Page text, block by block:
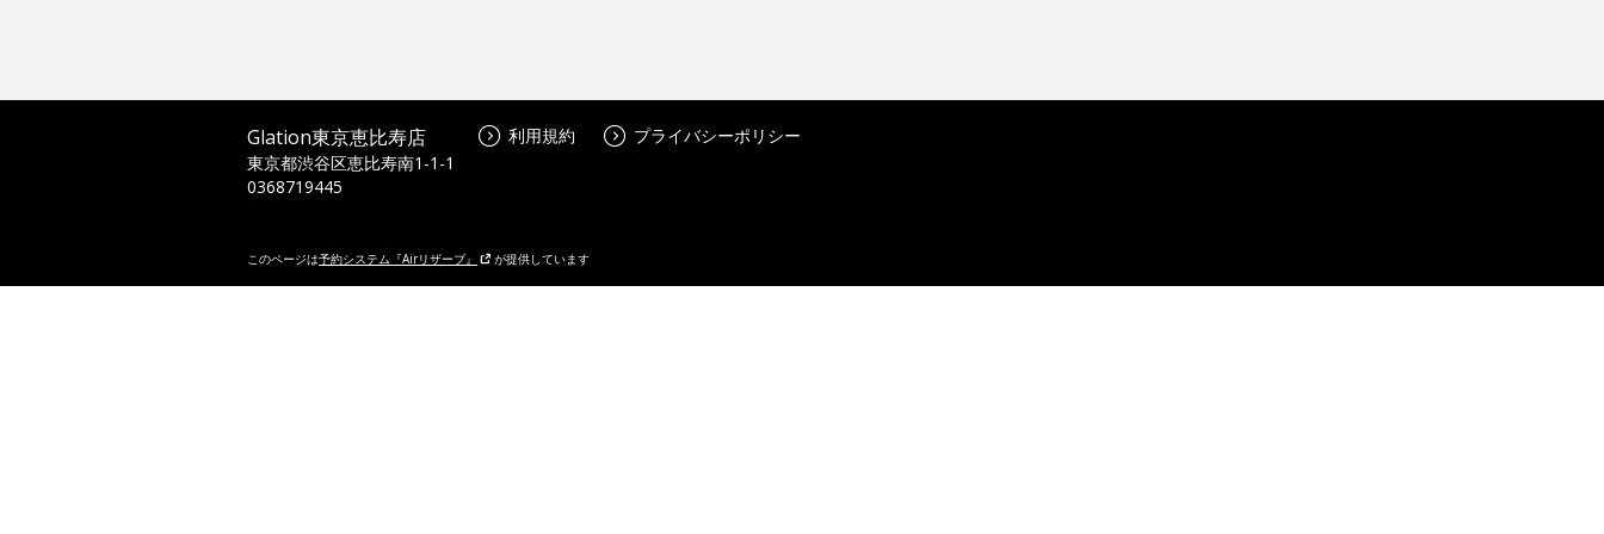
Glation東京恵比寿店
東京都渋谷区恵比寿南1-1-1
0368719445
利用規約 プライバシーポリシー
このページは予約システム『Airリザーブ』 が提供しています